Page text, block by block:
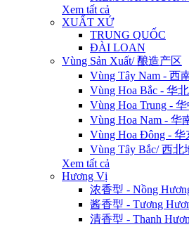
Xem tất cả
XUẤT XỨ
TRUNG QUỐC
ĐÀI LOAN
Vùng Sản Xuất/ 酿造产区
Vùng Tây Nam - 西
Vùng Hoa Bắc - 华
Vùng Hoa Trung -
Vùng Hoa Nam - 华
Vùng Hoa Đông - 华
Vùng Tây Bắc/ 西北
Xem tất cả
Hương Vị
浓香型 - Nồng
酱香型 - Tương
清香型 - Thanh